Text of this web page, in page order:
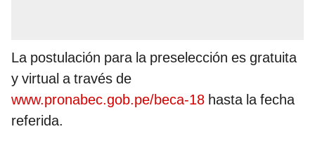
La postulación para la preselección es gratuita
y virtual a través de
www.pronabec.gob.pe/beca-18 hasta la fecha
referida.